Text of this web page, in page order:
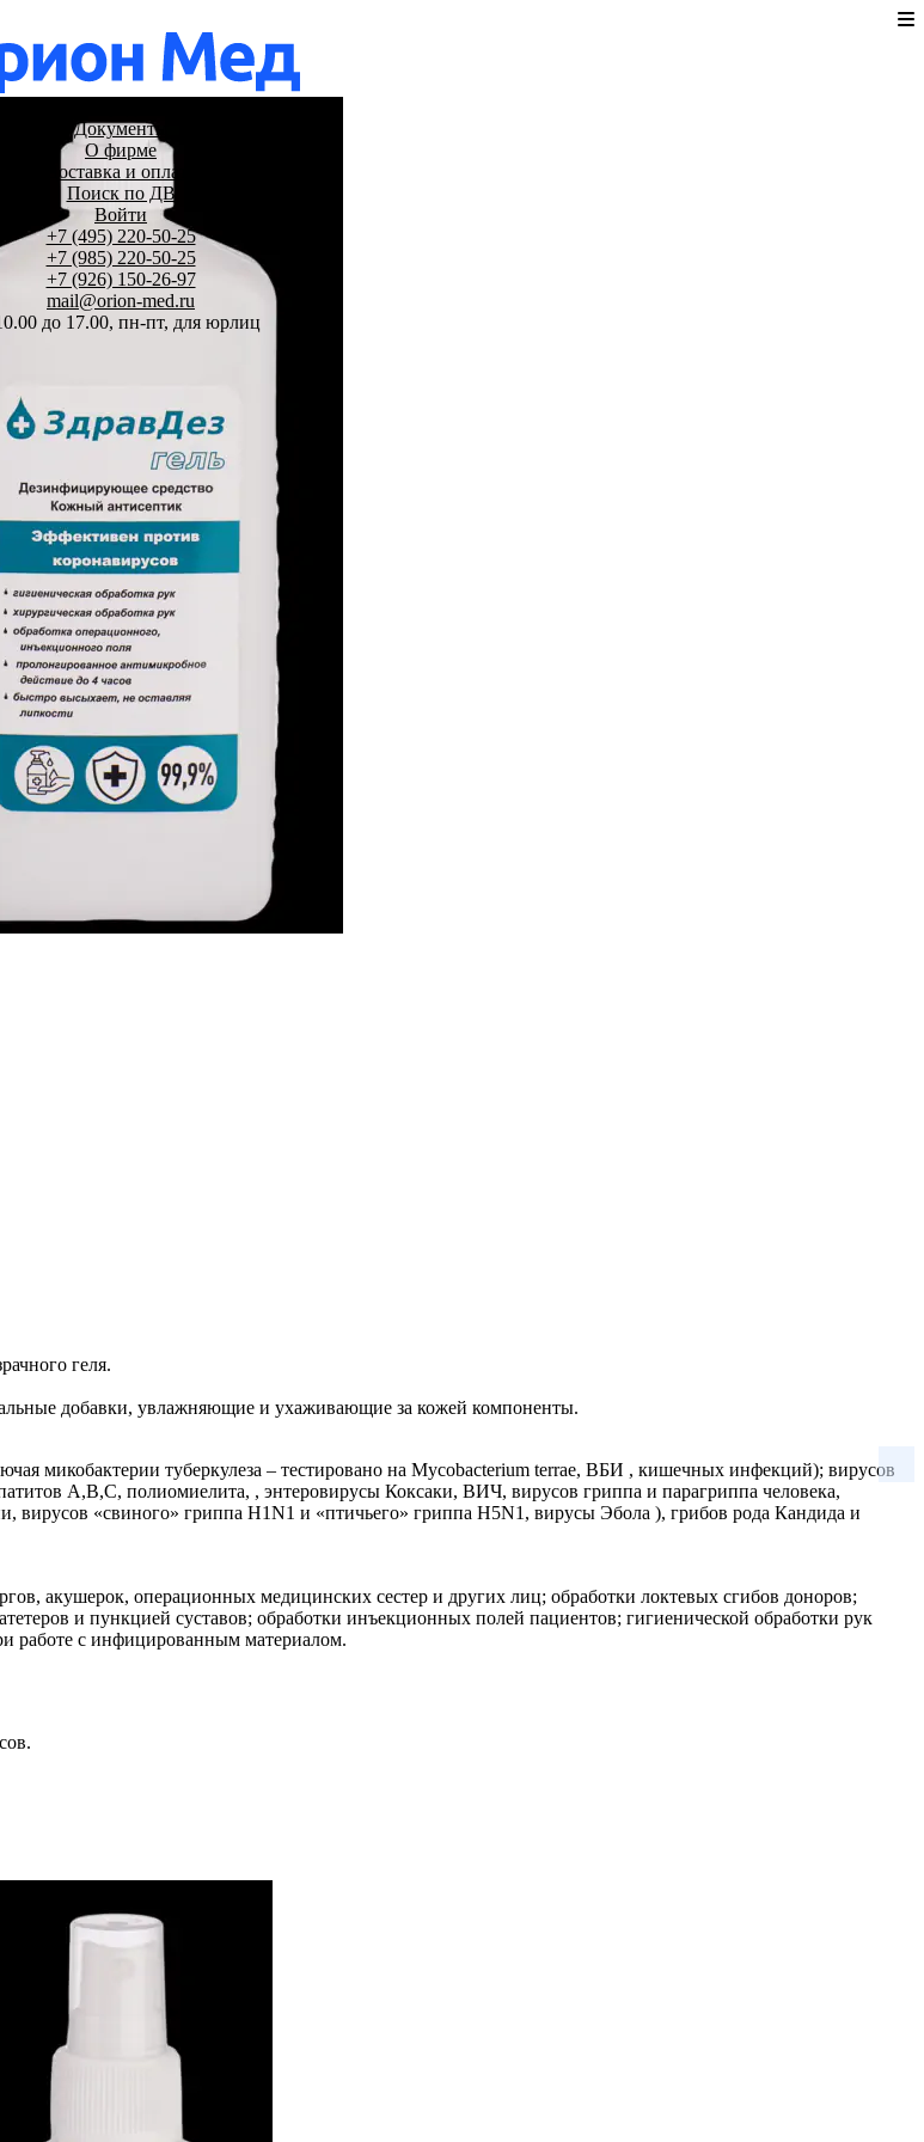
Документы
О фирме
Доставка и оплата
Поиск по ДВ
Войти
+7 (495) 220-50-25
+7 (985) 220-50-25
+7 (926) 150-26-97
mail@orion-med.ru
до 17.00, пн-пт, для юрлиц
геля.
добавки, увлажняющие и ухаживающие за кожей компоненты.
микобактерии туберкулеза – тестировано на Mycobacterium terrae, ВБИ , кишечных инфекций); вирусов
A,B,С, полиомиелита, , энтеровирусы Коксаки, ВИЧ, вирусов гриппа и парагриппа человека,
«свиного» гриппа H1N1 и «птичьего» гриппа H5N1, вирусы Эбола ), грибов рода Кандида и
акушерок, операционных медицинских сестер и других лиц; обработки локтевых сгибов доноров;
и пункцией суставов; обработки инъекционных полей пациентов; гигиенической обработки рук
работе с инфицированным материалом.